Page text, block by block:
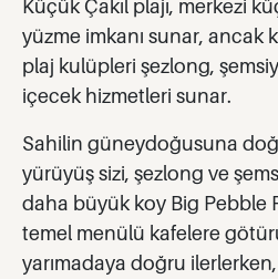
Küçük Çakıl plajı, merkezi
yüzme imkanı sunar, ancak
plaj kulüpleri şezlong,
içecek hizmetleri sunar.
Sahilin güneydoğusuna
yürüyüş sizi, şezlong ve
daha büyük koy Big Pebble
temel menülü kafelere
yarımadaya doğru